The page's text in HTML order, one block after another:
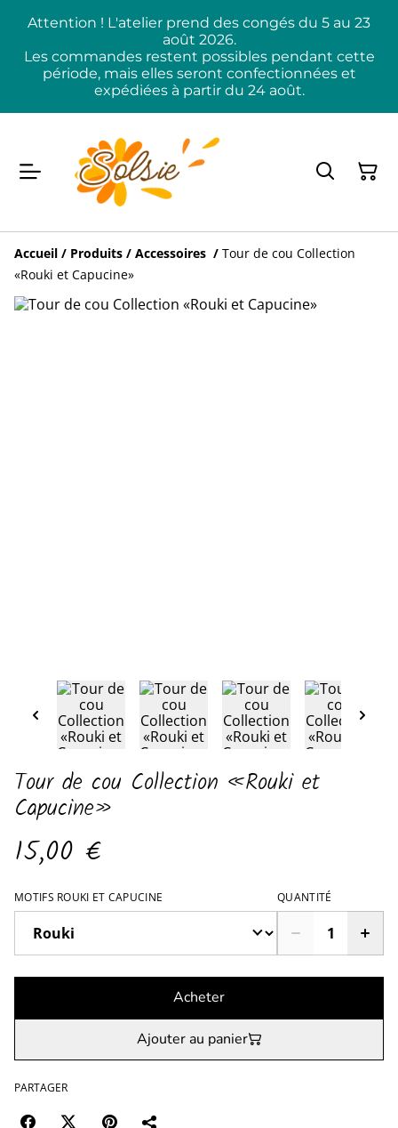
Attention ! L'atelier prend des congés du 5 au 23
août 2026.
Les commandes restent possibles pendant cette
période, mais elles seront confectionnées et
expédiées à partir du 24 août.
Accueil / Produits / Accessoires / Tour de cou Collection
«Rouki et Capucine»
Tour de cou Collection «Rouki et
Capucine»
15,00 €
MOTIFS ROUKI ET CAPUCINE QUANTITÉ
Acheter
Ajouter au panier
PARTAGER